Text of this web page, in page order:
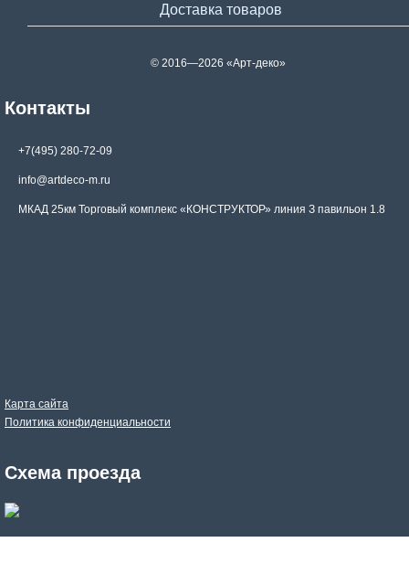
Доставка товаров
© 2016—2026 «Арт-деко»
Контакты
+7(495) 280-72-09
info@artdeco-m.ru
МКАД 25км Торговый комплекс «КОНСТРУКТОР» линия З павильон 1.8
Карта сайта
Политика конфиденциальности
Схема проезда